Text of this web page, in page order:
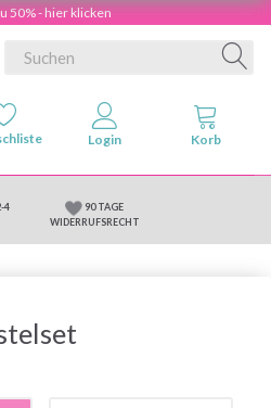
50% - hier klicken
4
90 TAGE
WIDERRUFSRECHT